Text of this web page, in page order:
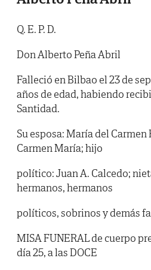
Q. E. P. D.
Don Alberto Peña Abril
Falleció en Bilbao el 23 de
años de edad, habiendo
Santidad.
Su esposa: María del Carmen
Carmen María; hijo
político: Juan A. Calcedo;
hermanos, hermanos
políticos, sobrinos y demás
MISA FUNERAL de cuerpo
día 25, a las DOCE